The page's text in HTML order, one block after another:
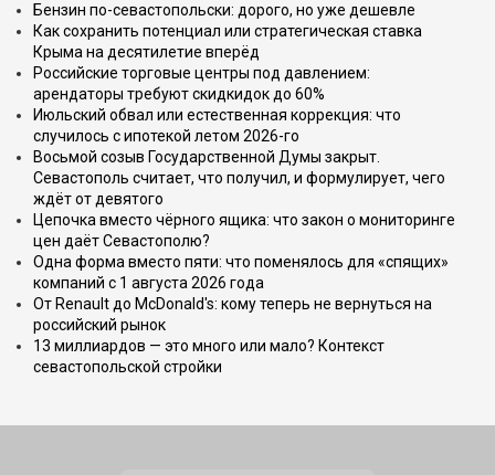
Бензин по-севастопольски: дорого, но уже дешевле
Как сохранить потенциал или стратегическая ставка
Крыма на десятилетие вперёд
Российские торговые центры под давлением:
арендаторы требуют скидкидок до 60%
Июльский обвал или естественная коррекция: что
случилось с ипотекой летом 2026-го
Восьмой созыв Государственной Думы закрыт.
Севастополь считает, что получил, и формулирует, чего
ждёт от девятого
Цепочка вместо чёрного ящика: что закон о мониторинге
цен даёт Севастополю?
Одна форма вместо пяти: что поменялось для «спящих»
компаний с 1 августа 2026 года
От Renault до McDonald's: кому теперь не вернуться на
российский рынок
13 миллиардов — это много или мало? Контекст
севастопольской стройки